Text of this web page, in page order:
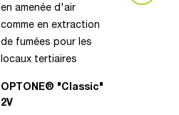
en amenée d'air
comme en extraction
de fumées pour les
locaux tertiaires
OPTONE® "Classic"
2V